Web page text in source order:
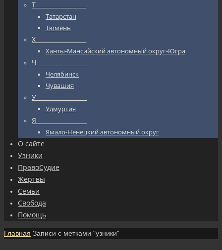
Т_________________
Татарстан
Тюмень
Х_________________
Ханты-Мансийский автономный округ-Югра
Ч_________________
Челябинск
Чувашия
У_________________
Удмуртия
Я_________________
Ямало-Ненецкий автономный округ
О сайте
Узники
ПравоСудие
Жертвы
Семьи
Свобода
Помощь
Главная Записи с метками "узники"